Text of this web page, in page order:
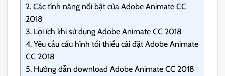
2. Các tính năng nổi bật của Adobe Animate CC
2018
3. Lợi ích khi sử dụng Adobe Animate CC 2018
4. Yêu cầu cấu hình tối thiểu cài đặt Adobe Animate
CC 2018
5. Hướng dẫn download Adobe Animate CC 2018